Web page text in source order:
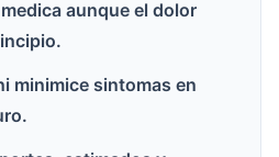
aunque el dolor
minimice sintomas en